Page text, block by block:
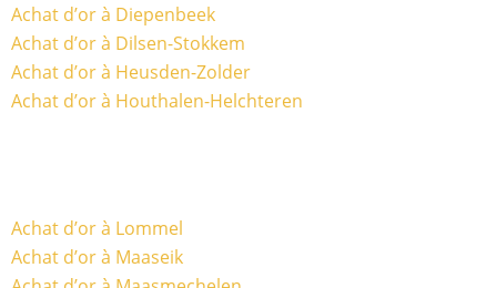
Achat d’or à Diepenbeek
Achat d’or à Dilsen-Stokkem
Achat d’or à Heusden-Zolder
Achat d’or à Houthalen-Helchteren
Achat d’or à Lommel
Achat d’or à Maaseik